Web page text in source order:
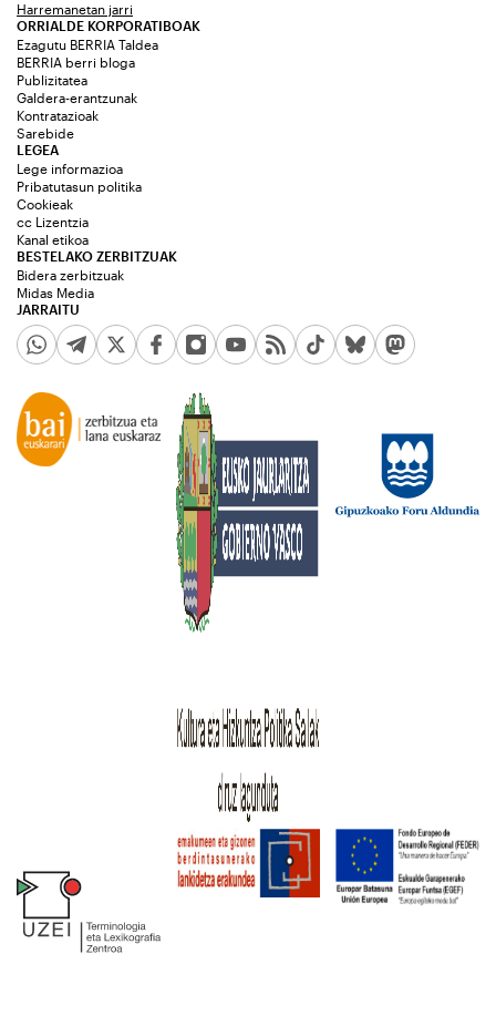
Harremanetan jarri
ORRIALDE KORPORATIBOAK
Ezagutu BERRIA Taldea
BERRIA berri bloga
Publizitatea
Galdera-erantzunak
Kontratazioak
Sarebide
JARRAITU
LEGEA
Lege informazioa
Pribatutasun politika
Cookieak
cc Lizentzia
Kanal etikoa
BESTELAKO ZERBITZUAK
Bidera zerbitzuak
Midas Media